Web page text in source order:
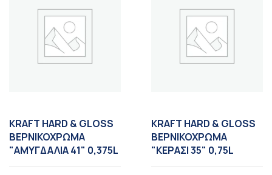
KRAFT HARD & GLOSS
ΒΕΡΝΙΚΟΧΡΩΜΑ
"ΑΜΥΓΔΑΛΙΑ 41" 0,375L
KRAFT HARD & GLOSS
ΒΕΡΝΙΚΟΧΡΩΜΑ
"ΚΕΡΑΣΙ 35" 0,75L